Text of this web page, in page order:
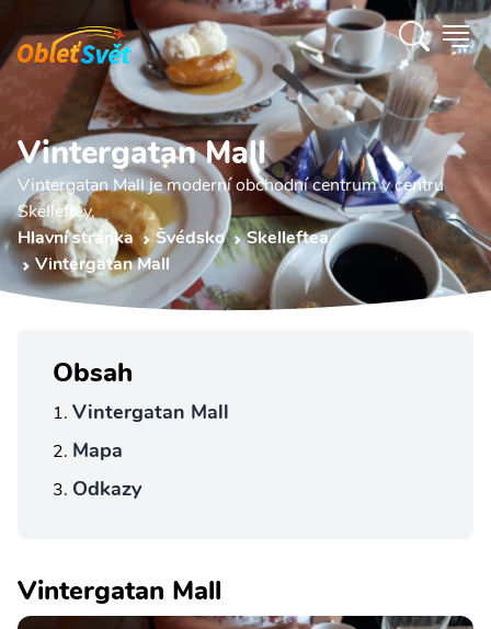
Vintergatan Mall
Vintergatan Mall je moderní obchodní centrum v centru
Skelleftey.
Hlavní stránka
Švédsko
Skelleftea
Vintergatan Mall
Obsah
Vintergatan Mall
Mapa
Odkazy
Vintergatan Mall